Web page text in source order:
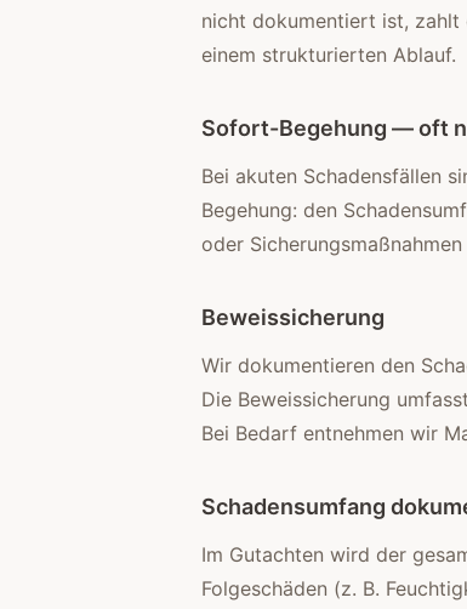
nicht dokumentiert ist, zahlt
einem strukturierten Ablauf.
Sofort-Begehung — oft
Bei akuten Schadensfällen
Begehung: den
oder
Beweissicherung
Wir dokumentieren den
Die Beweissicherung
Bei Bedarf entnehmen wir
Schadensumfang
Im Gutachten wird der
Folgeschäden (z. B.